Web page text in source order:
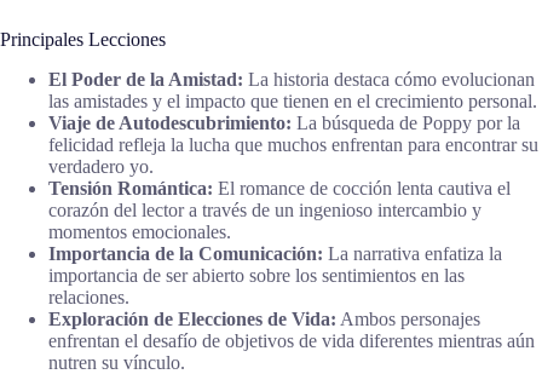
Principales Lecciones
El Poder de la Amistad: La historia destaca cómo evolucionan
las amistades y el impacto que tienen en el crecimiento personal.
Viaje de Autodescubrimiento: La búsqueda de Poppy por la
felicidad refleja la lucha que muchos enfrentan para encontrar su
verdadero yo.
Tensión Romántica: El romance de cocción lenta cautiva el
corazón del lector a través de un ingenioso intercambio y
momentos emocionales.
Importancia de la Comunicación: La narrativa enfatiza la
importancia de ser abierto sobre los sentimientos en las
relaciones.
Exploración de Elecciones de Vida: Ambos personajes
enfrentan el desafío de objetivos de vida diferentes mientras aún
nutren su vínculo.